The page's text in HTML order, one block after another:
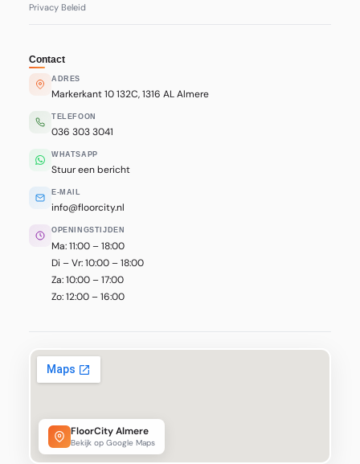
Privacy Beleid
Contact
ADRES
Markerkant 10 132C, 1316 AL Almere
TELEFOON
036 303 3041
WHATSAPP
Stuur een bericht
E-MAIL
info@floorcity.nl
OPENINGSTIJDEN
Ma: 11:00 – 18:00
Di – Vr: 10:00 – 18:00
Za: 10:00 – 17:00
Zo: 12:00 – 16:00
FloorCity Almere
Bekijk op Google Maps